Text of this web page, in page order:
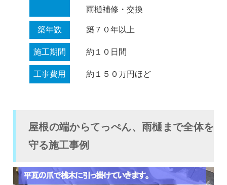
雨樋補修・交換
築年数 築７０年以上
施工期間 約１０日間
工事費用 約１５０万円ほど
屋根の端からてっぺん、雨樋まで全体を
守る施工事例